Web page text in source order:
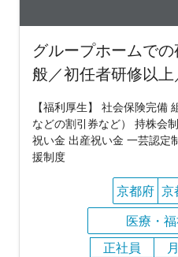
グループホームで
般／初任者研修以
【福利厚生】 社会保険完備
などの割引券など） 持株会
祝い金 出産祝い金 一芸認定
援制度
京都府 京
医療・
正社員